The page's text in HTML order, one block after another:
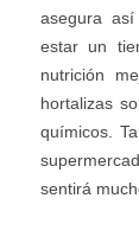
asegura
estar un
nutrición
hortalizas
químicos.
sentirá